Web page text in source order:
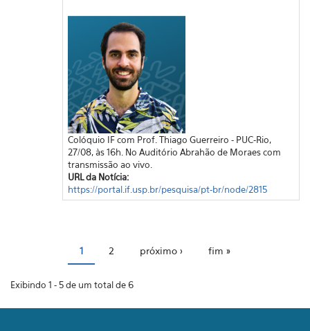
Colóquio IF com Prof. Thiago Guerreiro - PUC-Rio,
27/08, às 16h. No Auditório Abrahão de Moraes com
transmissão ao vivo.
URL da Notícia:
https://portal.if.usp.br/pesquisa/pt-br/node/2815
1 2 próximo › fim »
Exibindo 1 - 5 de um total de 6